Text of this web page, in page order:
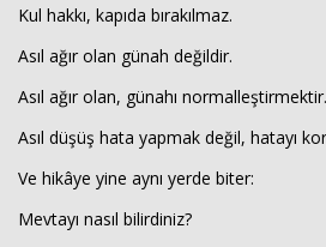
Kul hakkı, kapıda bırakılmaz.
Asıl ağır olan günah değildir.
Asıl ağır olan, günahı normalleştirmektir.
Asıl düşüş hata yapmak değil, hatayı
Ve hikâye yine aynı yerde biter:
Mevtayı nasıl bilirdiniz?